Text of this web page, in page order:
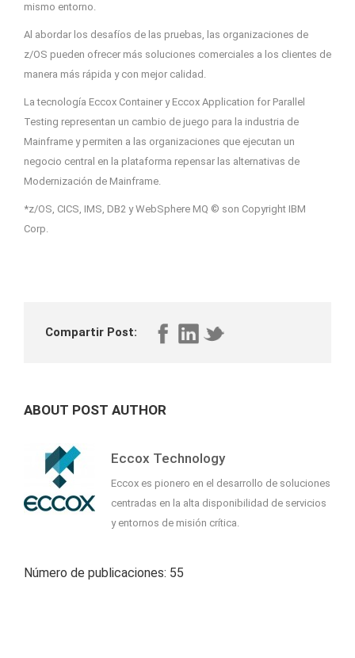
mismo entorno.
Al abordar los desafíos de las pruebas, las organizaciones de
z/OS pueden ofrecer más soluciones comerciales a los clientes de
manera más rápida y con mejor calidad.
La tecnología Eccox Container y Eccox Application for Parallel
Testing representan un cambio de juego para la industria de
Mainframe y permiten a las organizaciones que ejecutan un
negocio central en la plataforma repensar las alternativas de
Modernización de Mainframe.
*z/OS, CICS, IMS, DB2 y WebSphere MQ © son Copyright IBM
Corp.
Compartir Post:
ABOUT POST AUTHOR
Eccox Technology
Eccox es pionero en el desarrollo de soluciones
centradas en la alta disponibilidad de servicios
y entornos de misión crítica.
Número de publicaciones: 55